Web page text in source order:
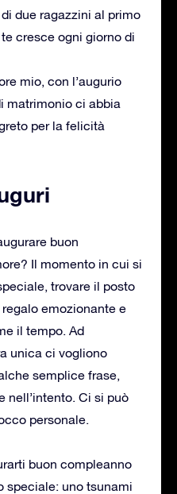
due ragazzini al primo
cresce ogni giorno di
mio, con l’augurio
matrimonio ci abbia
per la felicità
buon
Il momento in cui si
trovare il posto
emozionante e
il tempo. Ad
unica ci vogliono
semplice frase,
nell’intento. Ci si può
personale.
buon compleanno
speciale: uno tsunami